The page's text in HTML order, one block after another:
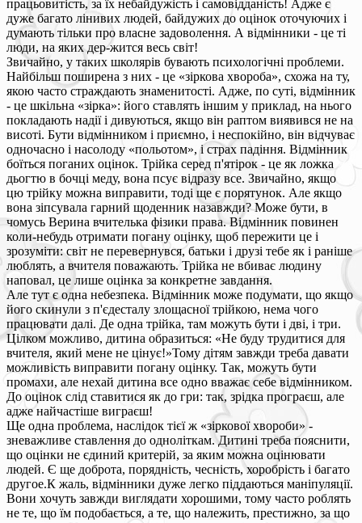
працьовитість, за їх небайдужість і самовідданість! Адже є
дуже багато лінивих людей, байдужих до оцінок оточуючих і
думають тільки про власне задоволення. А відмінники - це ті
люди, на яких дер-жится весь світ!
Звичайно, у таких школярів бувають психологічні проблеми.
Найбільш поширена з них - це «зіркова хвороба», схожа на ту,
якою часто страждають знаменитості. Адже, по суті, відмінник
- це шкільна «зірка»: його ставлять іншим у приклад, на нього
покладають надії і дивуються, якщо він раптом виявився не на
висоті. Бути відмінником і приємно, і неспокійно, він відчуває
одночасно і насолоду «польотом», і страх падіння. Відмінник
боїться поганих оцінок. Трійка серед п'ятірок - це як ложка
дьогтю в бочці меду, вона псує відразу все. Звичайно, якщо
цю трійку можна виправити, тоді ще є порятунок. Але якщо
вона зіпсувала гарний щоденник назавжди? Може бути, в
чомусь Верина вчителька фізики права. Відмінник повинен
коли-небудь отримати погану оцінку, щоб пережити це і
зрозуміти: світ не перевернувся, батьки і друзі тебе як і раніше
люблять, а вчителя поважають. Трійка не вбиває людину
наповал, це лише оцінка за конкретне завдання.
Але тут є одна небезпека. Відмінник може подумати, що якщо
його скинули з п'єдесталу злощасної трійкою, нема чого
працювати далі. Де одна трійка, там можуть бути і дві, і три.
Цілком можливо, дитина образиться: «Не буду трудитися для
вчителя, який мене не цінує!»Тому дітям завжди треба давати
можливість виправити погану оцінку. Так, можуть бути
промахи, але нехай дитина все одно вважає себе відмінником.
До оцінок слід ставитися як до гри: так, зрідка програєш, але
адже найчастіше виграєш!
Ще одна проблема, наслідок тієї ж «зіркової хвороби» -
зневажливе ставлення до одноліткам. Дитині треба пояснити,
що оцінки не єдиний критерій, за яким можна оцінювати
людей. Є ще доброта, порядність, чесність, хоробрість і багато
другое.К жаль, відмінники дуже легко піддаються маніпуляції.
Вони хочуть завжди виглядати хорошими, тому часто роблять
не те, що їм подобається, а те, що належить, престижно, за що